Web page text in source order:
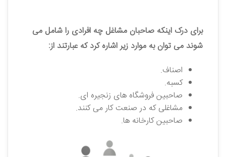
برای درک اینکه صاحبان مشاغل چه افرادی را شامل می
‌شوند می ‌توان به موارد زیر اشاره کرد که عبارتند از:
اصناف.
کسبه.
صاحبین فروشگاه ‌های زنجیره‌ ای.
مشاغلی که در صنعت کار می‌ کنند.
صاحبین کارخانه ‌ها.